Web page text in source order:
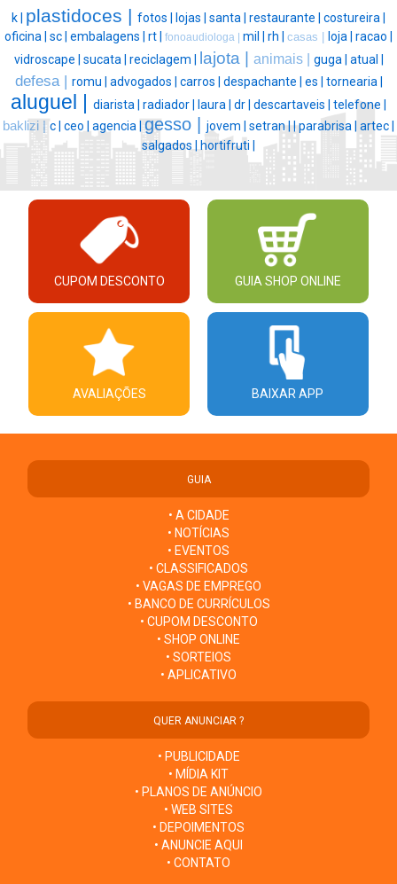
k | plastidoces | fotos | lojas | santa | restaurante | costureira |
oficina | sc | embalagens | rt | fonoaudiologa | mil | rh | casas | loja | racao |
vidroscape | sucata | reciclagem | lajota | animais | guga | atual |
defesa | romu | advogados | carros | despachante | es | tornearia |
aluguel | diarista | radiador | laura | dr | descartaveis | telefone |
baklizi | c | ceo | agencia | gesso | jovem | setran ||parabrisa | artec |
salgados |
hortifruti |
CUPOM DESCONTO GUIA SHOP ONLINE
AVALIAÇÕES BAIXAR APP
GUIA
• A CIDADE
• NOTÍCIAS
• EVENTOS
• CLASSIFICADOS
• VAGAS DE EMPREGO
• BANCO DE CURRÍCULOS
• CUPOM DESCONTO
• SHOP ONLINE
• SORTEIOS
• APLICATIVO
QUER ANUNCIAR ?
• PUBLICIDADE
• MÍDIA KIT
• PLANOS DE ANÚNCIO
• WEB SITES
• DEPOIMENTOS
• ANUNCIE AQUI
• CONTATO